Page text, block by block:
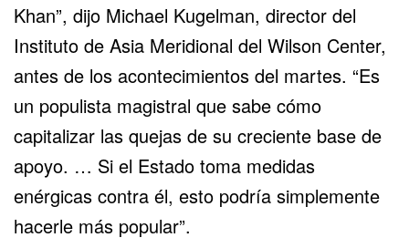
Khan”, dijo Michael Kugelman, director del
Instituto de Asia Meridional del Wilson Center,
antes de los acontecimientos del martes. “Es
un populista magistral que sabe cómo
capitalizar las quejas de su creciente base de
apoyo. … Si el Estado toma medidas
enérgicas contra él, esto podría simplemente
hacerle más popular”.